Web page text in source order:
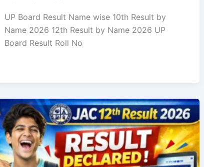
UP Board Result Name wise 10th Result by
Name 2026 12th Result by Name 2026 UP
Board Result Roll No